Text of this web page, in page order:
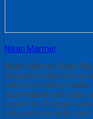
Nisan Marmer
Nisan Marmer Nisan
yang kini sedang
satu ini modelnya
di pemakamaan pada
seperti ini. Dengan
batu putih ke arah crem